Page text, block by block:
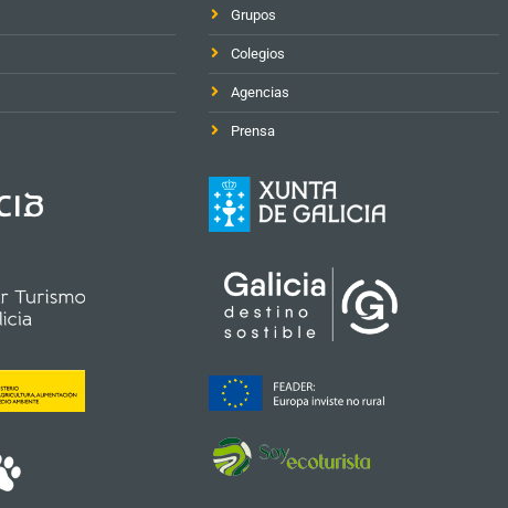
Grupos
Colegios
Agencias
Prensa